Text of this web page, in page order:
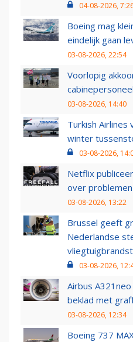
04-08-2026,
Boeing mag
eindelijk gaan
03-08-2026, 22:54
Voorlopig
03-08-2026, 14:40
Turkish Airlines
winter
03-08-2026,
Netflix
over
03-08-2026, 13:22
Brussel geeft
Nederlandse
03-08-2026,
Airbus
beklad met
03-08-2026, 12:34
Boeing 737